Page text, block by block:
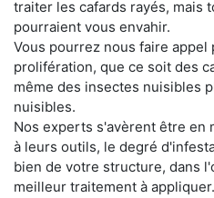
traiter les cafards rayés, mais
pourraient vous envahir.
Vous pourrez nous faire appel
prolifération, que ce soit des
même des insectes nuisibles
nuisibles.
Nos experts s'avèrent être en
à leurs outils, le degré
bien de votre structure, dans
meilleur traitement à appliquer.